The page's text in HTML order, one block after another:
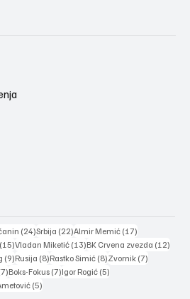
(24)24 posts
Srbija (22)22 posts
Almir Memić (17)
(15)15 posts
Vladan Miketić (13)13 posts
BK Crvena zvezda (12)
(9)9 posts
Rusija (8)8 posts
Rastko Simić (8)8 posts
Zvornik (7)
7 posts
Boks-Fokus (7)7 posts
Igor Rogić (5)
(5)